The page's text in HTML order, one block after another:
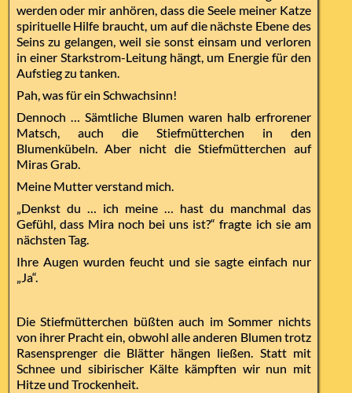
werden oder mir anhören, dass die Seele meiner Katze
spirituelle Hilfe braucht, um auf die nächste Ebene des
Seins zu gelangen, weil sie sonst einsam und verloren
in einer Starkstrom-Leitung hängt, um Energie für den
Aufstieg zu tanken.
Pah, was für ein Schwachsinn!
Dennoch … Sämtliche Blumen waren halb erfrorener
Matsch, auch die Stiefmütterchen in den
Blumenkübeln. Aber nicht die Stiefmütterchen auf
Miras Grab.
Meine Mutter verstand mich.
„Denkst du … ich meine … hast du manchmal das
Gefühl, dass Mira noch bei uns ist?“ fragte ich sie am
nächsten Tag.
Ihre Augen wurden feucht und sie sagte einfach nur
„Ja“.
Die Stiefmütterchen büßten auch im Sommer nichts
von ihrer Pracht ein, obwohl alle anderen Blumen trotz
Rasensprenger die Blätter hängen ließen. Statt mit
Schnee und sibirischer Kälte kämpften wir nun mit
Hitze und Trockenheit.